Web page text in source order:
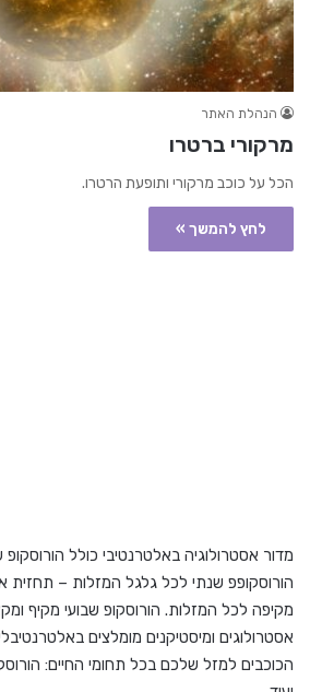
הנהלת האתר
מרקורי ברטרו
הכל על כוכב מרקורי ותופעת הרטרו.
לחץ להמשך »
מדור אסטרולוגיה באלטרנטיבי כולל הורוסקופ
הורוסקופפ שנתי לכל גלגל המזלות – תחזית
מקיפה לכל המזלות. הורוסקופ שבועי מקיף
אסטרולוגים ומיסטיקנים מומלצים
הכוכבים למזל שלכם בכל תחומי החיים: